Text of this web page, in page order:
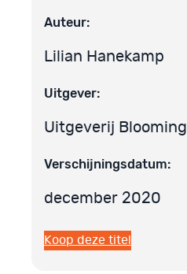
Auteur:
Lilian Hanekamp
Uitgever:
Uitgeverij Blooming
Verschijningsdatum:
december 2020
Koop deze titel